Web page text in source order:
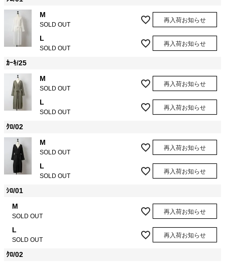
M
SOLD OUT
再入荷お知らせ
L
SOLD OUT
再入荷お知らせ
ｶｰｷ/25
M
SOLD OUT
再入荷お知らせ
L
SOLD OUT
再入荷お知らせ
ｸﾛ/02
M
SOLD OUT
再入荷お知らせ
L
SOLD OUT
再入荷お知らせ
ｼﾛ/01
M
SOLD OUT
再入荷お知らせ
L
SOLD OUT
再入荷お知らせ
ｸﾛ/02